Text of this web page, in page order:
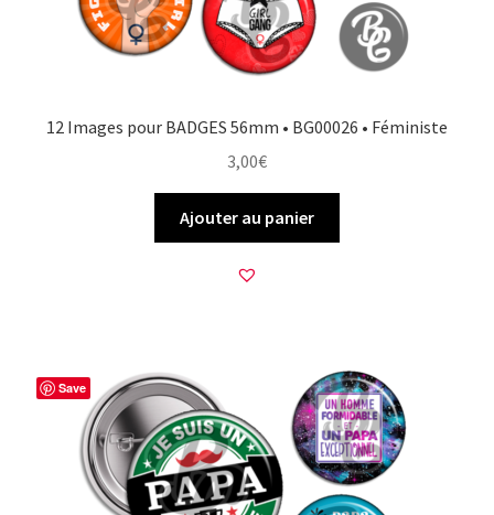
12 Images pour BADGES 56mm • BG00026 • Féministe
3,00€
Ajouter au panier
Save